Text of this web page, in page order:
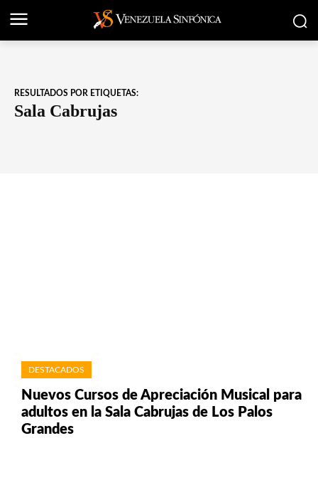
RESULTADOS POR ETIQUETAS:
Sala Cabrujas
DESTACADOS
Nuevos Cursos de Apreciación Musical para
adultos en la Sala Cabrujas de Los Palos
Grandes